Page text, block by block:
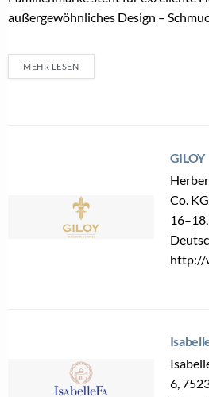
außergewöhnliches Design –
MEHR LESEN
GILOY
Co.
http://
6,